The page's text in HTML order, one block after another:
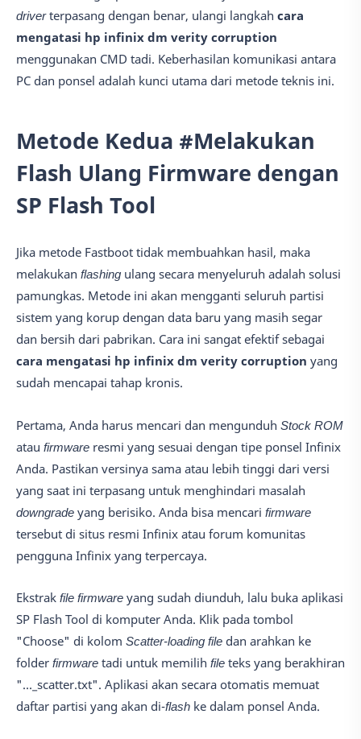
driverterpasang dengan benar, ulangi langkah cara
mengatasi hp infinix dm verity corruption
menggunakan CMD tadi. Keberhasilan komunikasi antara
PC dan ponsel adalah kunci utama dari metode teknis ini.
Metode Kedua #Melakukan
Flash Ulang Firmware dengan
SP Flash Tool
Jika metode Fastboot tidak membuahkan hasil, maka
melakukan flashing ulang secara menyeluruh adalah solusi
pamungkas. Metode ini akan mengganti seluruh partisi
sistem yang korup dengan data baru yang masih segar
dan bersih dari pabrikan. Cara ini sangat efektif sebagai
cara mengatasi hp infinix dm verity corruption yang
sudah mencapai tahap kronis.
Pertama, Anda harus mencari dan mengunduh Stock ROM
atau firmware resmi yang sesuai dengan tipe ponsel Infinix
Anda. Pastikan versinya sama atau lebih tinggi dari versi
yang saat ini terpasang untuk menghindari masalah
downgrade yang berisiko. Anda bisa mencari firmware
tersebut di situs resmi Infinix atau forum komunitas
pengguna Infinix yang terpercaya.
Ekstrak file firmware yang sudah diunduh, lalu buka aplikasi
SP Flash Tool di komputer Anda. Klik pada tombol
"Choose" di kolom Scatter-loading file dan arahkan ke
folder firmware tadi untuk memilih file teks yang berakhiran
"..._scatter.txt". Aplikasi akan secara otomatis memuat
daftar partisi yang akan di-flash ke dalam ponsel Anda.